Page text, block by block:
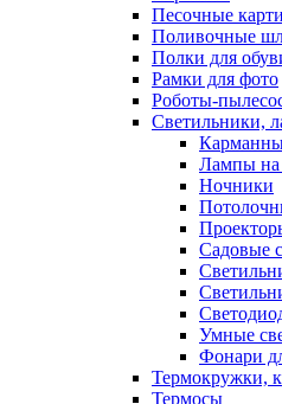
Песочные
Поливочные
Полки для
Рамки для фото
Роботы-
Светильники,
Лампы на
Ночники
Садовые
Умные
Фонари
Термокружки,
Термосы